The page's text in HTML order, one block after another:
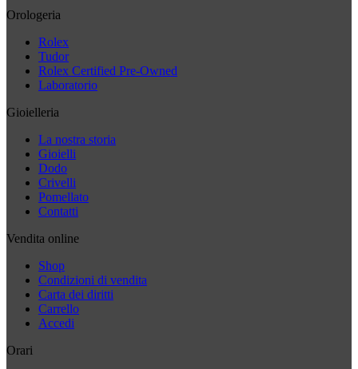
Orologeria
Rolex
Tudor
Rolex Certified Pre-Owned
Laboratorio
Gioielleria
La nostra storia
Gioielli
Dodo
Crivelli
Pomellato
Contatti
Vendita online
Shop
Condizioni di vendita
Carta dei diritti
Carrello
Accedi
Orari